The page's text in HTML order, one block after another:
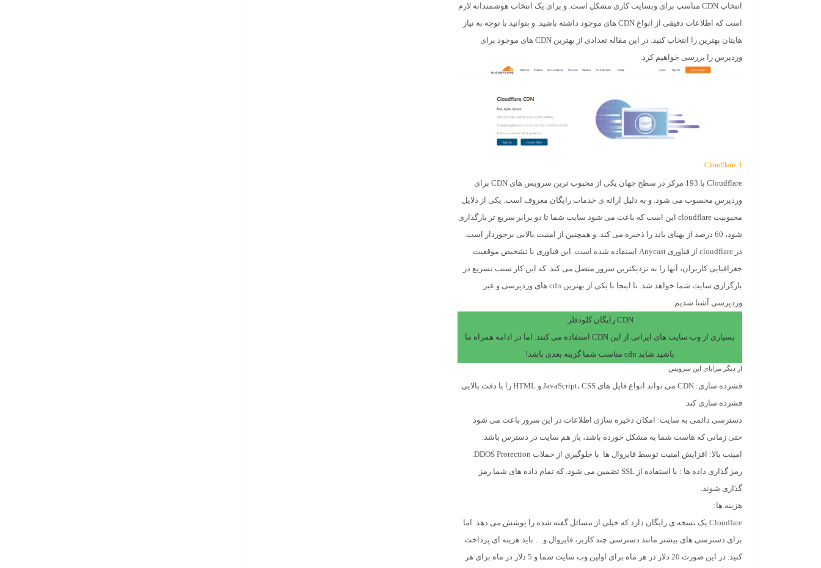
انتخاب CDN مناسب برای وبسایت کاری مشکل است. و برای یک انتخاب هوشمندانه لازم
است که اطلاعات دقیقی از انواع CDN های موجود داشته باشید. و بتوانید با توجه به نیاز
هایتان بهترین را انتخاب کنید. در این مقاله تعدادی از بهترین
های موجود برای
وردپرس را بررسی خواهیم کرد.
1: Cloudflare
Cloudflare با 193 مرکز در سطح جهان یکی از محبوب ترین سرویس های CDN برای
وردپرس محسوب می شود. و به دلیل ارائه ی خدمات رایگان معروف است. یکی از دلایل
محبوبیت cloudflare این است که باعث می شود سایت شما تا دو برابر سریع تر بارگذاری
شود، 60 درصد از پهنای باند را ذخیره می کند. و همچنین از امنیت بالایی برخوردار است.
در cloudflare
از فناوری Anycast استفاده شده است. این فناوری با تشخیص موقعیت
جغرافیایی کاربران، آنها را به نزدیکترین سرور متصل می کند. که این کار سبب تسریع در
بارگزاری سایت شما خواهد شد. تا اینجا با یکی از بهترین cdn های وردپرسی و غیر
وردپرسی آشنا شدیم.
CDN رایگان کلودفلر
بسیاری از وب سایت های ایرانی از این CDN استفاده می کنند. اما در ادامه همراه ما
باشید شاید cdn مناسب شما گزینه بعدی باشد!
از دیگر مزایای این سرویس
فشرده سازی:
CDN
می تواند انواع فایل های JavaScript، CSS و HTML را با دقت بالایی
فشرده سازی کند.
دسترسی دائمی به سایت: امکان ذخیره سازی اطلاعات در این سرور باعث می شود
حتی زمانی که هاست شما به مشکل خورده باشد، باز هم سایت در دسترس باشد.
امینت بالا: افزايش امنيت توسط فایروال ها با جلوگيري از حملات DDOS Protection.
رمز گذاری داده ها
: با استفاده از SSL تضمین می شود. که تمام داده های شما رمز
گذاری شوند.
هزینه ها:
Cloudfare یک نسخه ی رایگان دارد که خیلی از مسائل گفته شده را پوشش می دهد. اما
برای دسترسی های بیشتر مانند دسترسی چند کاربر، فایروال و… باید هزینه ای پرداخت
کنید. در این صورت 20 دلار در هر ماه برای اولین وب سایت شما و 5 دلار در ماه برای هر